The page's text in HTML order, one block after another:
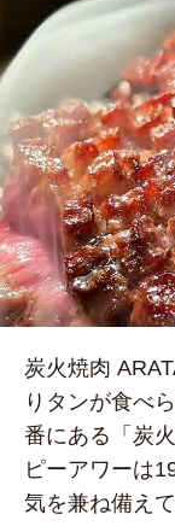
炭火焼肉
りタンが食べ
番にある「炭
ピーアワーは
気を兼ね備え